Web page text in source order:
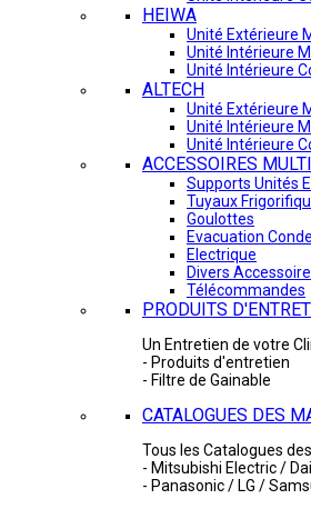
HEIWA
Unité Extérieure
Unité Intérieure
Unité Intérieure
ALTECH
Unité Extérieure
Unité Intérieure
Unité Intérieure
ACCESSOIRES
Supports Unités
Tuyaux
Goulottes
Evacuation
Electrique
Divers
Télécommandes
PRODUITS
Un Entretien de votre
- Produits d'entretien
- Filtre de Gainable
CATALOGUES DES
Tous les Catalogues
- Mitsubishi Electric /
- Panasonic / LG /